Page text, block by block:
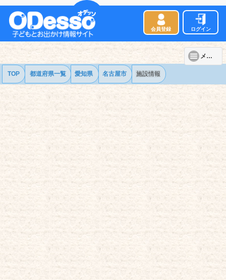
会員登録 ログイン
メニュー
TOP 都道府県一覧 愛知県 名古屋市 施設情報